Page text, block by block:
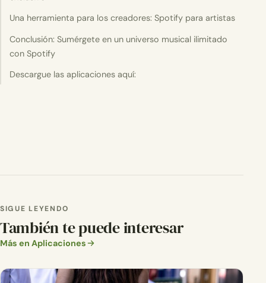
Una herramienta para los creadores: Spotify para artistas
Conclusión: Sumérgete en un universo musical ilimitado
con Spotify
Descargue las aplicaciones aquí:
SIGUE LEYENDO
También te puede interesar
Más en Aplicaciones